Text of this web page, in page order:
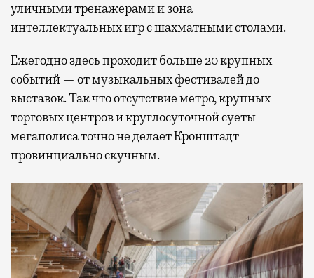
уличными тренажерами и зона
интеллектуальных игр с шахматными столами.
Ежегодно здесь проходит больше 20 крупных
событий — от музыкальных фестивалей до
выставок. Так что отсутствие метро, крупных
торговых центров и круглосуточной суеты
мегаполиса точно не делает Кронштадт
провинциально скучным.